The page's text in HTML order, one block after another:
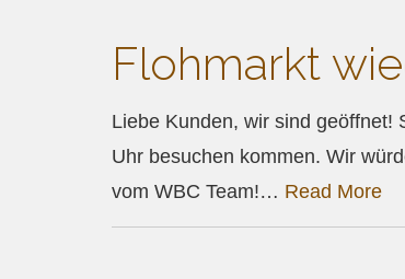
Flohmarkt
Liebe Kunden, wir sind geöffnet!
Uhr besuchen kommen. Wir
vom WBC Team!… Read More